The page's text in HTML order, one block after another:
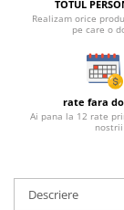
TOTUL
Realizam orice
pe care o
rate fara
Ai pana la 12 rate
nostrii
Descriere